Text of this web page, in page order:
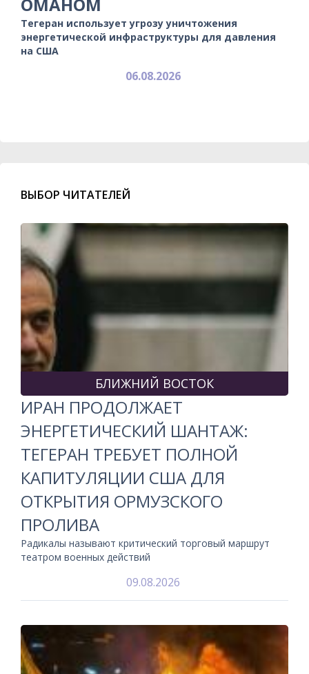
Тегеран использует угрозу уничтожения
энергетической инфраструктуры для давления
на США
06.08.2026
ВЫБОР ЧИТАТЕЛЕЙ
БЛИЖНИЙ ВОСТОК
ИРАН ПРОДОЛЖАЕТ
ЭНЕРГЕТИЧЕСКИЙ ШАНТАЖ:
ТЕГЕРАН ТРЕБУЕТ ПОЛНОЙ
КАПИТУЛЯЦИИ США ДЛЯ
ОТКРЫТИЯ ОРМУЗСКОГО
ПРОЛИВА
Радикалы называют критический торговый маршрут
театром военных действий
09.08.2026